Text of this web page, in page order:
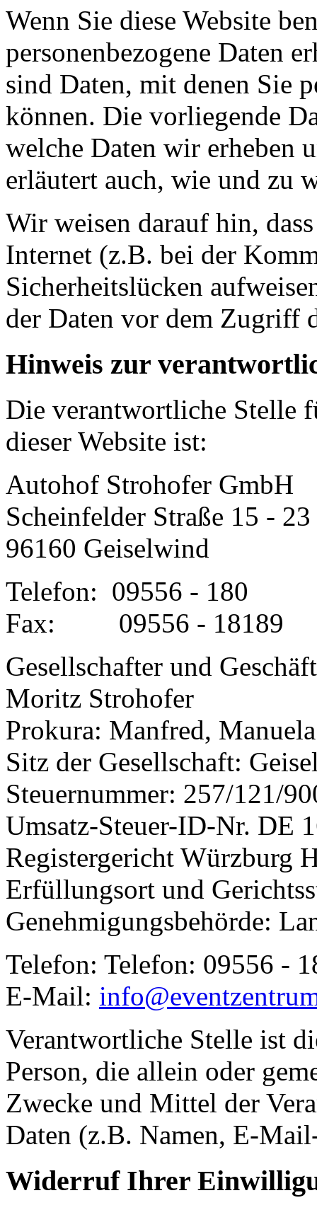
Wenn Sie diese Website
personenbezogene Daten
sind Daten, mit denen Sie
können. Die vorliegende
welche Daten wir erheben
erläutert auch, wie und zu
Wir weisen darauf hin,
Internet (z.B. bei der
Sicherheitslücken
der Daten vor dem Zugriff
Hinweis zur
Die verantwortliche Stelle
dieser Website ist:
Autohof Strohofer GmbH
Scheinfelder Straße 15 - 23
96160 Geiselwind
Telefon: 09556 - 180
Fax: 09556 - 18189
Gesellschafter und
Moritz Strohofer
Prokura: Manfred,
Sitz der Gesellschaft:
Steuernummer: 257/121/
Umsatz-Steuer-ID-Nr. DE
Registergericht Würzburg
Erfüllungsort und
Genehmigungsbehörde:
Telefon: Telefon: 09556 -
E-Mail:
Verantwortliche Stelle ist
Person, die allein oder
Zwecke und Mittel der
Daten (z.B. Namen, E-
Widerruf Ihrer